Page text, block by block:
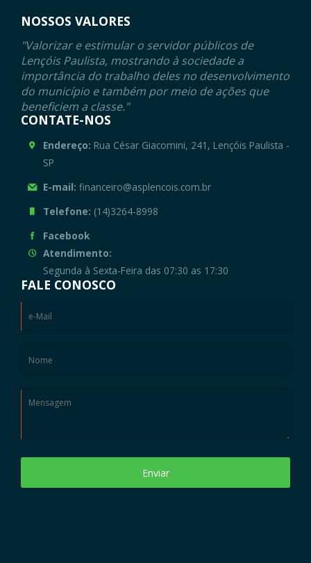
NOSSOS VALORES
"Valorizar e estimular o servidor públicos de
Lençóis Paulista, mostrando à sociedade a
importância do trabalho deles no desenvolvimento
do município e também por meio de ações que
beneficiem a classe."
CONTATE-NOS
Endereço: Rua César Giacomini, 241, Lençóis Paulista -
SP
E-mail: financeiro@asplencois.com.br
Telefone: (14)3264-8998
Facebook
Atendimento:
Segunda à Sexta-Feira das 07:30 as 17:30
FALE CONOSCO
Enviar